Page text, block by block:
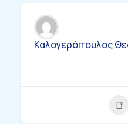
Καλογερόπουλος